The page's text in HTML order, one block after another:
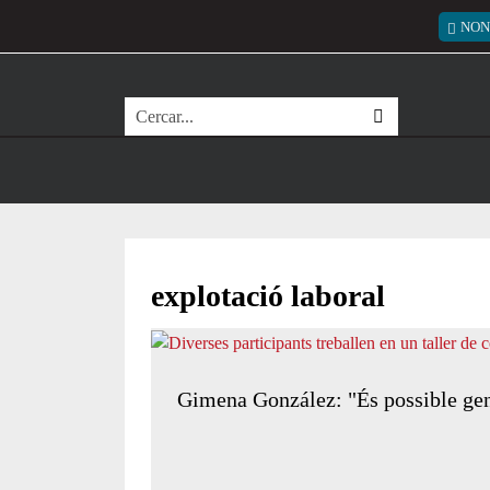
Cerca
explotació laboral
Gimena González: "És possible